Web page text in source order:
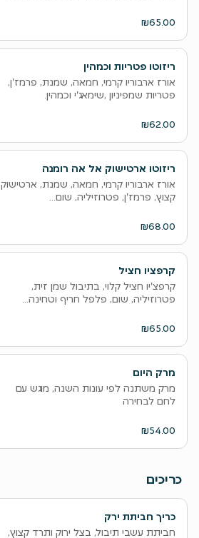
₪65.00
ריזוטו פטריות וכמהין
אורז ארבוריו קרמי, חמאה, שמנת, פרמז'ן,
פטריות שמפיניון ,שימאג'י וכמהין.
₪62.00
ריזוטו ארטישוק אל אה רומנה
אורז ארבוריו קרמי, חמאה, שמנת, ארטישוק
קצוץ, פרמז'ן, פטרוזיליה, שום...
₪68.00
קרפציו חציל
קרפצ'יו חציל קלוי, בתיבול שמן זית,
פטרוזיליה, שום, פלפל חריף וטחינה...
₪65.00
מרק היום
מרק משתנה לפי עונות השנה, מוגש עם
לחם לבחירה
₪54.00
כריכים
כריך חביתת ירק
חביתת עשבי תיבול, בצל ירוק ותרד קצוץ,